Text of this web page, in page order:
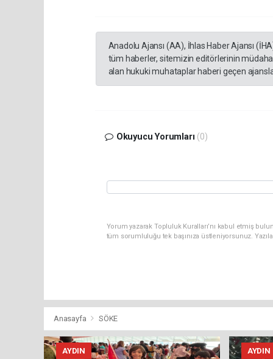
Anadolu Ajansı (AA), İhlas Haber Ajansı
tüm haberler, sitemizin editörlerinin
alan hukuki muhataplar haberi geçen
Okuyucu Yorumları (0)
Yorum yazarak Topluluk Kuralları’nı kabul etmiş
tüm sorumluluğu tek başınıza üstleniyorsunuz.
Anasayfa SÖKE
AYDIN AYDIN